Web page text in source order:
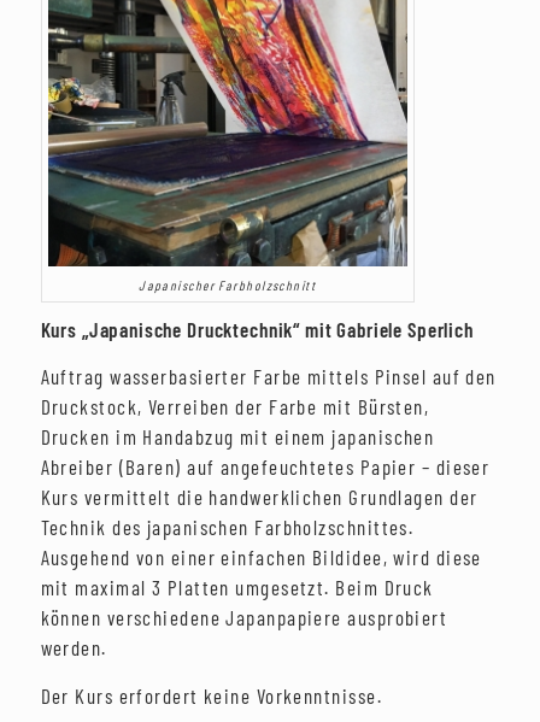
Japanischer Farbholzschnitt
Kurs „Japanische Drucktechnik“ mit Gabriele Sperlich
Auftrag wasserbasierter Farbe mittels Pinsel auf den
Druckstock, Verreiben der Farbe mit Bürsten,
Drucken im Handabzug mit einem japanischen
Abreiber (Baren) auf angefeuchtetes Papier – dieser
Kurs vermittelt die handwerklichen Grundlagen der
Technik des japanischen Farbholzschnittes.
Ausgehend von einer einfachen Bildidee, wird diese
mit maximal 3 Platten umgesetzt. Beim Druck
können verschiedene Japanpapiere ausprobiert
werden.
Der Kurs erfordert keine Vorkenntnisse.